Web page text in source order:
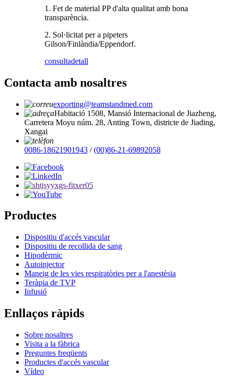
1. Fet de material PP d'alta qualitat amb bona
transparència.
2. Sol·licitat per a pipeters
Gilson/Finlàndia/Eppendorf.
consultadetall
Contacta amb nosaltres
exporting@teamstandmed.com
Habitació 1508, Mansió Internacional de Jiazheng,
Carretera Moyu núm. 28, Anting Town, districte de Jiading,
Xangai
0086-18621901943 /(00)86-21-69892058
Productes
Dispositiu d'accés vascular
Dispositiu de recollida de sang
Hipodèrmic
Autoinjector
Maneig de les vies respiratòries per a l'anestèsia
Teràpia de TVP
Infusió
Enllaços ràpids
Sobre nosaltres
Visita a la fàbrica
Preguntes freqüents
Productes d'accés vascular
Vídeo